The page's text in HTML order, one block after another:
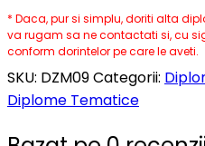
* Daca, pur si simplu, doriti alta
va rugam sa ne contactati si, cu
conform dorintelor pe care le aveti.
SKU: DZM09Categorii:
Diplome Tematice